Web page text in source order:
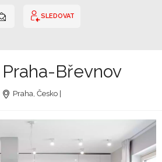
SLEDOVAT
Břevnov
Praha, Česko |